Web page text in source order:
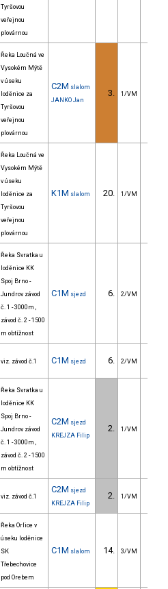
Tyršovou
veřejnou
plovárnou
Řeka Loučná ve
Vysokém Mýtě
v úseku
loděnice za
Tyršovou
veřejnou
plovárnou
C2M slalom
JANKO Jan
3. 1/VM
Řeka Loučná ve
Vysokém Mýtě
v úseku
loděnice za
Tyršovou
veřejnou
plovárnou
K1M slalom 20. 1/VM
Řeka Svratka u
loděnice KK
Spoj Brno -
Jundrov závod
č. 1 - 3000m ,
závod č. 2 - 1500
m obtížnost
C1M sjezd 6. 2/VM
viz. závod č.1 C1M sjezd 6. 2/VM
Řeka Svratka u
loděnice KK
Spoj Brno -
Jundrov závod
č. 1 - 3000m ,
závod č. 2 - 1500
m obtížnost
C2M sjezd
KREJZA Filip
2. 1/VM
viz. závod č.1
C2M sjezd
KREJZA Filip
2. 1/VM
Řeka Orlice v
úseku loděnice
SK
Třebechovice
pod Orebem
C1M slalom 14. 3/VM